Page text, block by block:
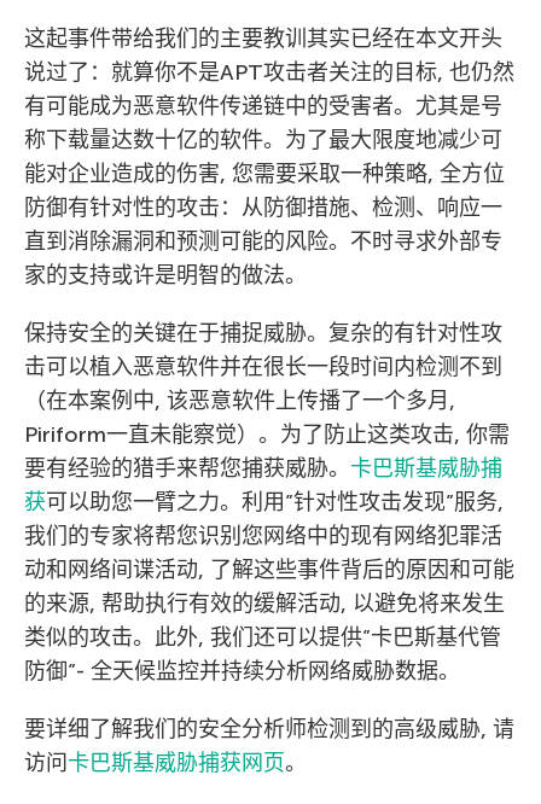
这起事件带给我们的主要教训其实已经在本文开头
说过了：就算你不是APT攻击者关注的目标, 也仍然
有可能成为恶意软件传递链中的受害者。尤其是号
称下载量达数十亿的软件。为了最大限度地减少可
能对企业造成的伤害, 您需要采取一种策略, 全方位
防御有针对性的攻击：从防御措施、检测、响应一
直到消除漏洞和预测可能的风险。不时寻求外部专
家的支持或许是明智的做法。
保持安全的关键在于捕捉威胁。复杂的有针对性攻
击可以植入恶意软件并在很长一段时间内检测不到
（在本案例中, 该恶意软件上传播了一个多月,
Piriform一直未能察觉）。为了防止这类攻击, 你需
要有经验的猎手来帮您捕获威胁。 卡巴斯基威胁捕
获可以助您一臂之力。利用”针对性攻击发现”服务,
我们的专家将帮您识别您网络中的现有网络犯罪活
动和网络间谍活动, 了解这些事件背后的原因和可能
的来源, 帮助执行有效的缓解活动, 以避免将来发生
类似的攻击。此外, 我们还可以提供”卡巴斯基代管
防御”- 全天候监控并持续分析网络威胁数据。
要详细了解我们的安全分析师检测到的高级威胁, 请
访问卡巴斯基威胁捕获网页。